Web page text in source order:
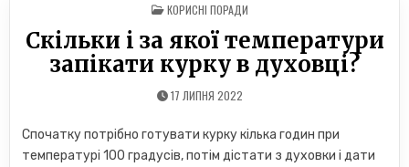
POSTED
IN
КОРИСНІ ПОРАДИ
Скільки і за якої температури
запікати курку в духовці?
17 ЛИПНЯ 2022
Спочатку потрібно готувати курку кілька годин при
температурі 100 градусів, потім дістати з духовки і дати